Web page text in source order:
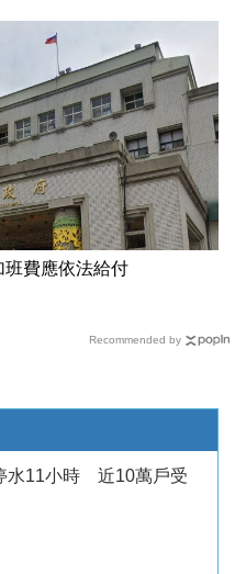
費應依法給付
Recommended by
水11小時 近10萬戶受